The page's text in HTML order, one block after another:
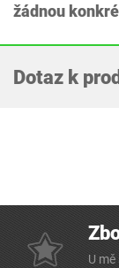
žádnou
Dotaz k
U